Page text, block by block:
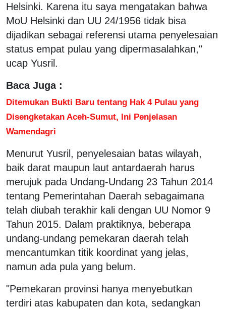
Helsinki. Karena itu saya mengatakan bahwa
MoU Helsinki dan UU 24/1956 tidak bisa
dijadikan sebagai referensi utama penyelesaian
status empat pulau yang dipermasalahkan,"
ucap Yusril.
Baca Juga :
Ditemukan Bukti Baru tentang Hak 4 Pulau yang
Disengketakan Aceh-Sumut, Ini Penjelasan
Wamendagri
Menurut Yusril, penyelesaian batas wilayah,
baik darat maupun laut antardaerah harus
merujuk pada Undang-Undang 23 Tahun 2014
tentang Pemerintahan Daerah sebagaimana
telah diubah terakhir kali dengan UU Nomor 9
Tahun 2015. Dalam praktiknya, beberapa
undang-undang pemekaran daerah telah
mencantumkan titik koordinat yang jelas,
namun ada pula yang belum.
"Pemekaran provinsi hanya menyebutkan
terdiri atas kabupaten dan kota, sedangkan